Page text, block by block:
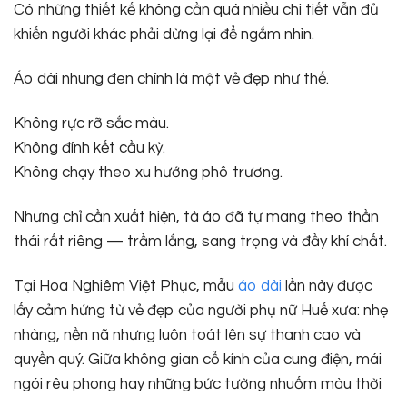
Có những thiết kế không cần quá nhiều chi tiết vẫn đủ
khiến người khác phải dừng lại để ngắm nhìn.
Áo dài nhung đen chính là một vẻ đẹp như thế.
Không rực rỡ sắc màu.
Không đính kết cầu kỳ.
Không chạy theo xu hướng phô trương.
Nhưng chỉ cần xuất hiện, tà áo đã tự mang theo thần
thái rất riêng — trầm lắng, sang trọng và đầy khí chất.
Tại Hoa Nghiêm Việt Phục, mẫu áo dài lần này được
lấy cảm hứng từ vẻ đẹp của người phụ nữ Huế xưa: nhẹ
nhàng, nền nã nhưng luôn toát lên sự thanh cao và
quyền quý. Giữa không gian cổ kính của cung điện, mái
ngói rêu phong hay những bức tường nhuốm màu thời